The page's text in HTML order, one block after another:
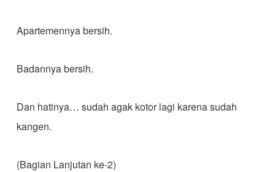
Apartemennya bersih.
Badannya bersih.
Dan hatinya… sudah agak kotor lagi karena sudah
kangen.
(Bagian Lanjutan ke-2)